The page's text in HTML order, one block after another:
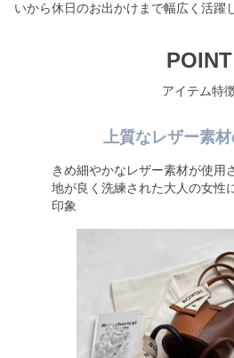
いから休日のお出かけまで幅広く活躍
POINT
アイテム特
上質なレザー素
きめ細やかなレザー素材が使用
地が良く洗練された大人の女性
印象